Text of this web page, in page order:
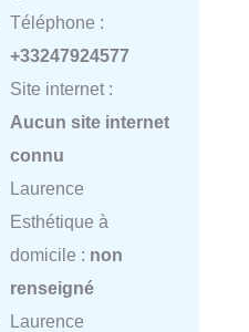
Téléphone :
+33247924577
Site internet :
Aucun site internet
connu
Laurence
Esthétique à
domicile : non
renseigné
Laurence